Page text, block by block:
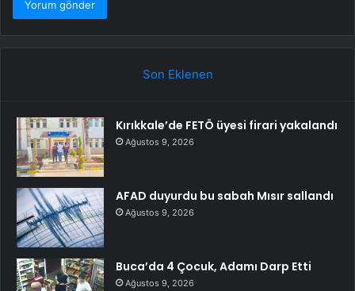
Son Eklenen
Kırıkkale’de FETÖ üyesi firari yakalandı
Ağustos 9, 2026
AFAD duyurdu bu sabah Mısır sallandı
Ağustos 9, 2026
Buca’da 4 Çocuk, Adamı Darp Etti
Ağustos 9, 2026